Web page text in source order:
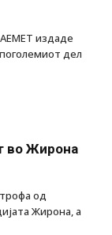
издаде
дел
во Жирона
од
Жирона, а